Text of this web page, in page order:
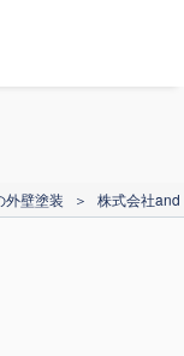
外壁塗装 ＞ 株式会社and